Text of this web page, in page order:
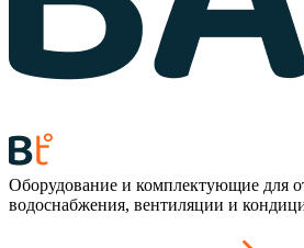
Оборудование и комплектующие для
водоснабжения, вентиляции и